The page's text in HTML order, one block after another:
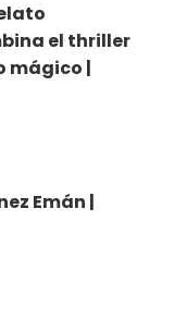
el thriller
mágico |
Emán |